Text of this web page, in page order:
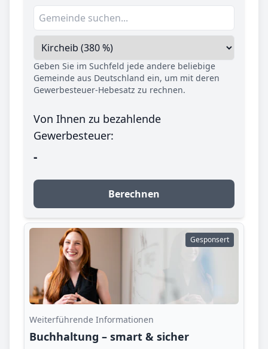
Geben Sie im Suchfeld jede andere beliebige
Gemeinde aus Deutschland ein, um mit deren
Gewerbesteuer-Hebesatz zu rechnen.
Von Ihnen zu bezahlende
Gewerbesteuer:
-
Berechnen
Gesponsert
Weiterführende Informationen
Buchhaltung – smart & sicher